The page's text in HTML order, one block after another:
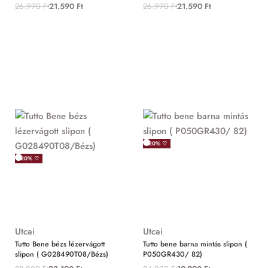
26.990Ft21.590 Ft 26.990Ft21.590 Ft
-20% ♡
Utcai
Tutto Bene bézs lézervágott
slipon ( G028490T08/Bézs)
-20% ♡
Utcai
Tutto bene barna mintás slipon (
P050GR430/ 82)